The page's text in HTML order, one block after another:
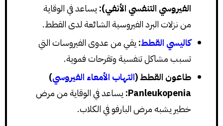
الفيروسي التنفسي الأنفي): يساعد في الوقاية
من نزلات البرد الفيروسية الشائعة لدى القطط.
كاليسي القطط: يقي من عدوى الفيروسات التي
تسبب مشاكل تنفسية وتقرحات فموية.
طاعون القطط (التهاب الأمعاء الفيروسي)
Panleukopenia: يساعد في الوقاية من مرض
خطير يشبه مرض البارفو في الكلاب.